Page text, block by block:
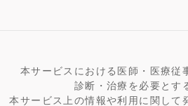
本サービスにおける医師・医療従
診断・治療を必要とす
本サービス上の情報や利用に関し